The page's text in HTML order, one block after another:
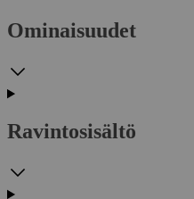
Ominaisuudet
Ravintosisältö